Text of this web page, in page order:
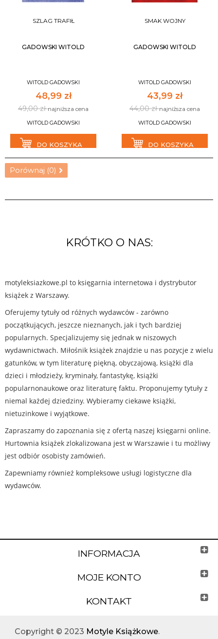
SZLAG TRAFIŁ
GADOWSKI WITOLD
WITOLD GADOWSKI
48,99 zł
49,00 złnajniższa cena
WITOLD GADOWSKI
DO KOSZYKA
SMAK WOJNY
GADOWSKI WITOLD
WITOLD GADOWSKI
43,99 zł
44,00 złnajniższa cena
WITOLD GADOWSKI
DO KOSZYKA
Porównaj (0)
KRÓTKO O NAS:
motyleksiazkowe.pl to księgarnia internetowa i dystrybutor
książek z Warszawy.
Oferujemy tytuły od różnych wydawców - zarówno
początkujących, jeszcze nieznanych, jak i tych bardziej
popularnych. Specjalizujemy się jednak w niszowych
wydawnictwach. Miłośnik książek znajdzie u nas pozycje z wielu
gatunków, w tym literaturę piękną, obyczajową, książki dla
dzieci i młodzieży, kryminały, fantastykę, książki
popularnonaukowe oraz literaturę faktu. Proponujemy tytuły z
niemal każdej dziedziny. Wybieramy ciekawe książki,
nietuzinkowe i wyjątkowe.
Zapraszamy do zapoznania się z ofertą naszej księgarni online.
Hurtownia książek zlokalizowana jest w Warszawie i tu możliwy
jest odbiór osobisty zamówień.
Zapewniamy również kompleksowe usługi logistyczne dla
wydawców.
INFORMACJA
MOJE KONTO
KONTAKT
Copyright © 2023 Motyle Książkowe.